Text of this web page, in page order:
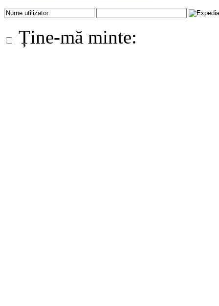
Ține-mă minte: